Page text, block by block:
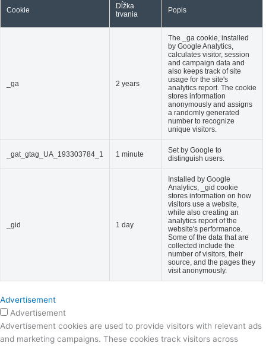
Cookie
Dĺžka
trvania
Popis
_ga 2 years
The _ga cookie, installed
by Google Analytics,
calculates visitor, session
and campaign data and
also keeps track of site
usage for the site's
analytics report. The cookie
stores information
anonymously and assigns
a randomly generated
number to recognize
unique visitors.
_gat_gtag_UA_193303784_1 1 minute
Set by Google to
distinguish users.
_gid 1 day
Installed by Google
Analytics, _gid cookie
stores information on how
visitors use a website,
while also creating an
analytics report of the
website's performance.
Some of the data that are
collected include the
number of visitors, their
source, and the pages they
visit anonymously.
Advertisement
Advertisement
Advertisement cookies are used to provide visitors with relevant ads
and marketing campaigns. These cookies track visitors across